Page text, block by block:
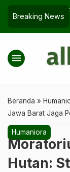
Breaking News
Bisa Jadi Itu
menu
Beranda »
Jawa Barat Jaga
Humaniora
Hutan: